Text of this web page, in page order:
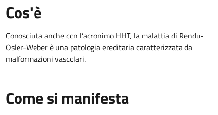
Cos'è
Conosciuta anche con l’acronimo HHT, la malattia di Rendu-
Osler-Weber è una patologia ereditaria caratterizzata da
malformazioni vascolari.
Come si manifesta